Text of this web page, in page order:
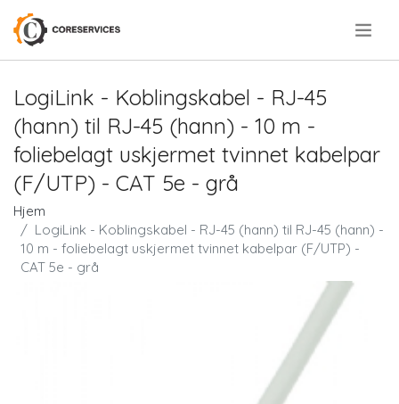
LogiLink - Koblingskabel - RJ-45
(hann) til RJ-45 (hann) - 10 m -
foliebelagt uskjermet tvinnet kabelpar
(F/UTP) - CAT 5e - grå
Hjem
LogiLink - Koblingskabel - RJ-45 (hann) til RJ-45 (hann) -
10 m - foliebelagt uskjermet tvinnet kabelpar (F/UTP) -
CAT 5e - grå